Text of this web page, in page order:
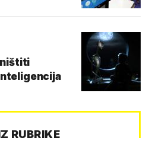
RUBRIKE